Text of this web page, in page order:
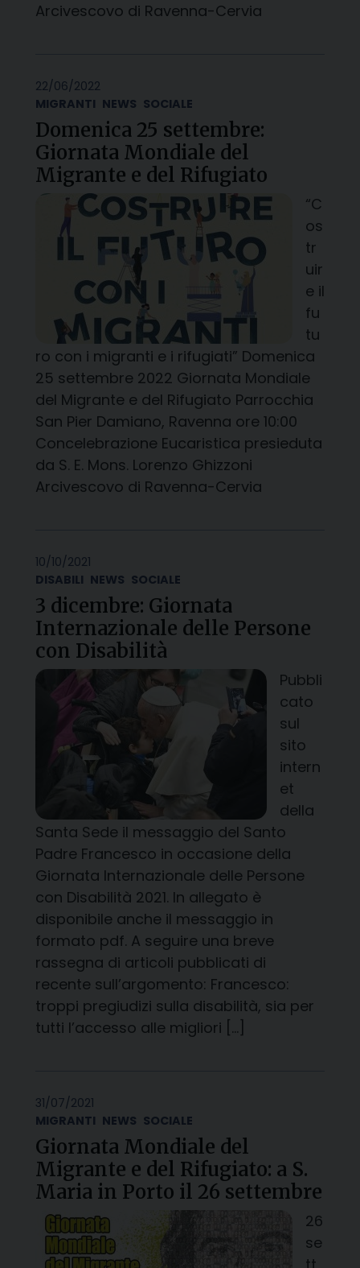
Arcivescovo di Ravenna-Cervia
22/06/2022
MIGRANTI NEWS SOCIALE
Domenica 25 settembre:
Giornata Mondiale del
Migrante e del Rifugiato
“C
os
tr
uir
e il
fu
tu
ro con i migranti e i rifugiati” Domenica
25 settembre 2022 Giornata Mondiale
del Migrante e del Rifugiato Parrocchia
San Pier Damiano, Ravenna ore 10:00
Concelebrazione Eucaristica presieduta
da S. E. Mons. Lorenzo Ghizzoni
Arcivescovo di Ravenna-Cervia
10/10/2021
DISABILI NEWS SOCIALE
3 dicembre: Giornata
Internazionale delle Persone
con Disabilità
Pubbli
cato
sul
sito
intern
et
della
Santa Sede il messaggio del Santo
Padre Francesco in occasione della
Giornata Internazionale delle Persone
con Disabilità 2021. In allegato è
disponibile anche il messaggio in
formato pdf. A seguire una breve
rassegna di articoli pubblicati di
recente sull’argomento: Francesco:
troppi pregiudizi sulla disabilità, sia per
tutti l’accesso alle migliori […]
31/07/2021
MIGRANTI NEWS SOCIALE
Giornata Mondiale del
Migrante e del Rifugiato: a S.
Maria in Porto il 26 settembre
26
se